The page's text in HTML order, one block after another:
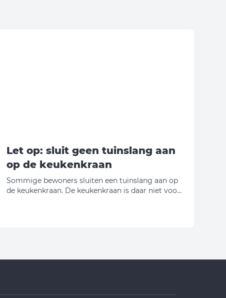
Let op: sluit geen tuinslang aan
op de keukenkraan
Sommige bewoners sluiten een tuinslang aan op
de keukenkraan. De keukenkraan is daar niet voor